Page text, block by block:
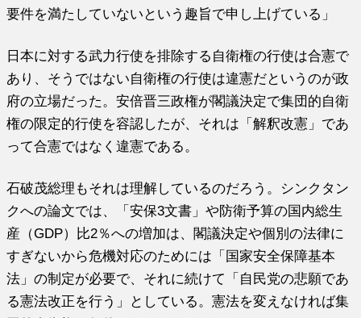
要件を満たしていないという趣旨で申し上げている」
日本に対する武力行使を排除する自衛権の行使は合憲で
あり、そうではない自衛権の行使は違憲だというのが政
府の立場だった。安倍晋三政権が閣議決定で集団的自衛
権の限定的行使を容認したが、それは「解釈改憲」であ
って合憲ではなく違憲である。
石破茂総理もそれは理解しているのだろう。シンクタン
クへの論文では、「安保3文書」や防衛予算の国内総生
産（GDP）比2％への増加は、閣議決定や個別の法律に
すぎないから危機対応のためには「国家安全保障基本
法」の制定が必要で、それに続けて「自民党の悲願であ
る憲法改正を行う」としている。憲法を変えなければ集